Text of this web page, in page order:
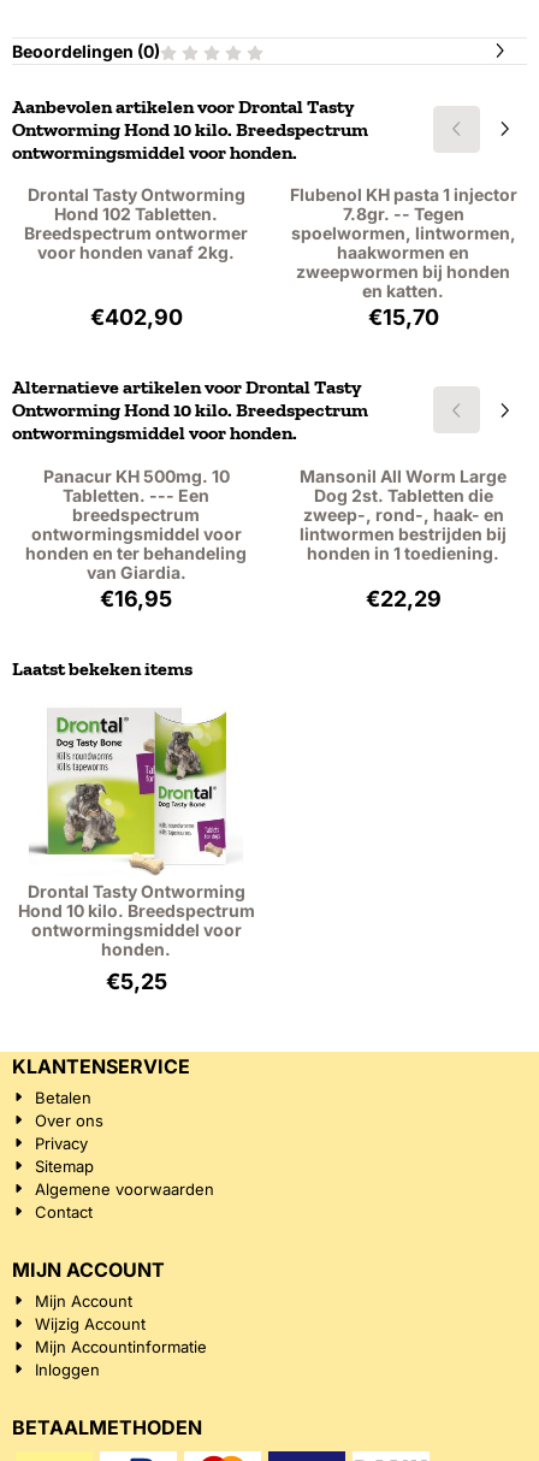
Beoordelingen (0)
Aanbevolen artikelen voorDrontal Tasty
Ontworming Hond 10 kilo. Breedspectrum
ontwormingsmiddel voor honden.
Drontal Tasty Ontworming
Hond 102 Tabletten.
Breedspectrum ontwormer
voor honden vanaf 2kg.
Prijs: 402,90, exclusief btw: 369,63
€402,90
Flubenol KH pasta 1 injector
7.8gr. -- Tegen
spoelwormen, lintwormen,
haakwormen en
zweepwormen bij honden
en katten.
Prijs: 15,70,
€15,70
Alternatieve artikelen voorDrontal Tasty
Ontworming Hond 10 kilo. Breedspectrum
ontwormingsmiddel voor honden.
Panacur KH 500mg. 10
Tabletten. --- Een
breedspectrum
ontwormingsmiddel voor
honden en ter behandeling
van Giardia.
Prijs: 16,95, exclusief btw: 15,55
€16,95
Mansonil All Worm Large
Dog 2st. Tabletten die
zweep-, rond-, haak- en
lintwormen bestrijden bij
honden in 1 toediening.
Prijs: 22,29,
€22,29
Laatst bekeken items
Drontal Tasty Ontworming
Hond 10 kilo. Breedspectrum
ontwormingsmiddel voor
honden.
€5,25
KLANTENSERVICE
Betalen
Over ons
Privacy
Sitemap
Algemene voorwaarden
Contact
MIJN ACCOUNT
Mijn Account
Wijzig Account
Mijn Accountinformatie
Inloggen
BETAALMETHODEN